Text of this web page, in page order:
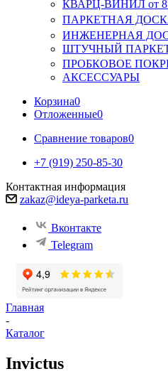
КВАРЦ-ВИНИЛ от
ПАРКЕТНАЯ ДОСКА
ИНЖЕНЕРНАЯ
ШТУЧНЫЙ
ПРОБКОВОЕ
АКСЕССУАРЫ
Корзина0
Отложенные0
Сравнение товаров0
+7 (919) 250-85-30
Контактная информация
zakaz@ideya-parketa.ru
Вконтакте
Telegram
Главная
-
Каталог
Invictus